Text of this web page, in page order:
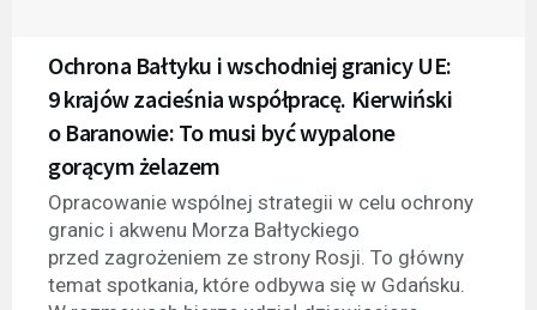
Ochrona Bałtyku i wschodniej granicy UE:
9 krajów zacieśnia współpracę. Kierwiński
o Baranowie: To musi być wypalone
gorącym żelazem
Opracowanie wspólnej strategii w celu ochrony
granic i akwenu Morza Bałtyckiego
przed zagrożeniem ze strony Rosji. To główny
temat spotkania, które odbywa się w Gdańsku.